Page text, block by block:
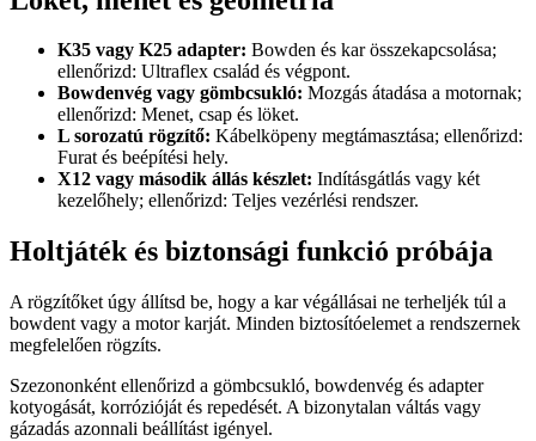
K35 vagy K25 adapter: Bowden és kar összekapcsolása;
ellenőrizd: Ultraflex család és végpont.
Bowdenvég vagy gömbcsukló: Mozgás átadása a motornak;
ellenőrizd: Menet, csap és löket.
L sorozatú rögzítő: Kábelköpeny megtámasztása; ellenőrizd:
Furat és beépítési hely.
X12 vagy második állás készlet: Indításgátlás vagy két
kezelőhely; ellenőrizd: Teljes vezérlési rendszer.
Holtjáték és biztonsági funkció próbája
A rögzítőket úgy állítsd be, hogy a kar végállásai ne terheljék túl a
bowdent vagy a motor karját. Minden biztosítóelemet a rendszernek
megfelelően rögzíts.
Szezononként ellenőrizd a gömbcsukló, bowdenvég és adapter
kotyogását, korrózióját és repedését. A bizonytalan váltás vagy
gázadás azonnali beállítást igényel.